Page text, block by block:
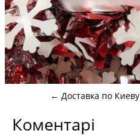
← Доставка по Киеву
Коментарі